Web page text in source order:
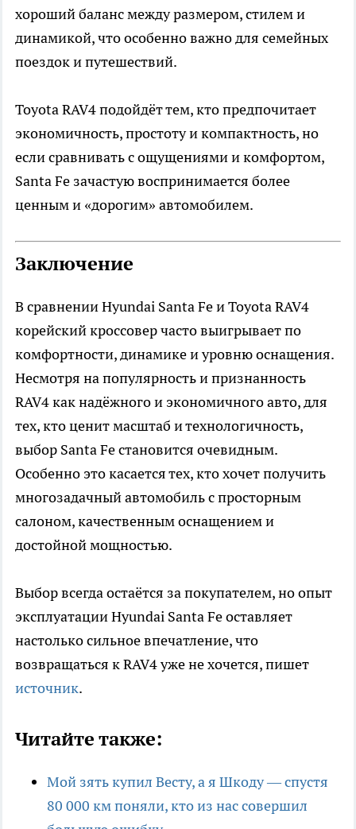
хороший баланс между размером, стилем и
динамикой, что особенно важно для семейных
поездок и путешествий.
Toyota RAV4 подойдёт тем, кто предпочитает
экономичность, простоту и компактность, но
если сравнивать с ощущениями и комфортом,
Santa Fe зачастую воспринимается более
ценным и «дорогим» автомобилем.
Заключение
В сравнении Hyundai Santa Fe и Toyota RAV4
корейский кроссовер часто выигрывает по
комфортности, динамике и уровню оснащения.
Несмотря на популярность и признанность
RAV4 как надёжного и экономичного авто, для
тех, кто ценит масштаб и технологичность,
выбор Santa Fe становится очевидным.
Особенно это касается тех, кто хочет получить
многозадачный автомобиль с просторным
салоном, качественным оснащением и
достойной мощностью.
Выбор всегда остаётся за покупателем, но опыт
эксплуатации Hyundai Santa Fe оставляет
настолько сильное впечатление, что
возвращаться к RAV4 уже не хочется, пишет
источник.
Читайте также:
Мой зять купил Весту, а я Шкоду — спустя
80 000 км поняли, кто из нас совершил